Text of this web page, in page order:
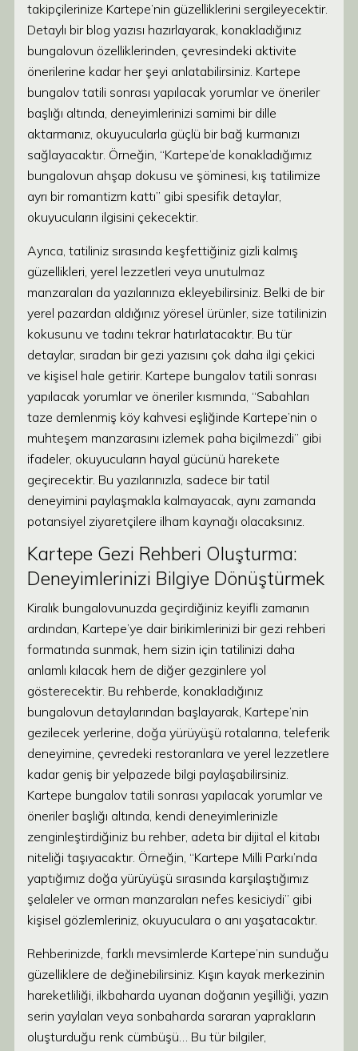
takipçilerinize Kartepe’nin güzelliklerini sergileyecektir.
Detaylı bir blog yazısı hazırlayarak, konakladığınız
bungalovun özelliklerinden, çevresindeki aktivite
önerilerine kadar her şeyi anlatabilirsiniz. Kartepe
bungalov tatili sonrası yapılacak yorumlar ve öneriler
başlığı altında, deneyimlerinizi samimi bir dille
aktarmanız, okuyucularla güçlü bir bağ kurmanızı
sağlayacaktır. Örneğin, “Kartepe’de konakladığımız
bungalovun ahşap dokusu ve şöminesi, kış tatilimize
ayrı bir romantizm kattı” gibi spesifik detaylar,
okuyucuların ilgisini çekecektir.
Ayrıca, tatiliniz sırasında keşfettiğiniz gizli kalmış
güzellikleri, yerel lezzetleri veya unutulmaz
manzaraları da yazılarınıza ekleyebilirsiniz. Belki de bir
yerel pazardan aldığınız yöresel ürünler, size tatilinizin
kokusunu ve tadını tekrar hatırlatacaktır. Bu tür
detaylar, sıradan bir gezi yazısını çok daha ilgi çekici
ve kişisel hale getirir. Kartepe bungalov tatili sonrası
yapılacak yorumlar ve öneriler kısmında, “Sabahları
taze demlenmiş köy kahvesi eşliğinde Kartepe’nin o
muhteşem manzarasını izlemek paha biçilmezdi” gibi
ifadeler, okuyucuların hayal gücünü harekete
geçirecektir. Bu yazılarınızla, sadece bir tatil
deneyimini paylaşmakla kalmayacak, aynı zamanda
potansiyel ziyaretçilere ilham kaynağı olacaksınız.
Kartepe Gezi Rehberi Oluşturma:
Deneyimlerinizi Bilgiye Dönüştürmek
Kiralık bungalovunuzda geçirdiğiniz keyifli zamanın
ardından, Kartepe’ye dair birikimlerinizi bir gezi rehberi
formatında sunmak, hem sizin için tatilinizi daha
anlamlı kılacak hem de diğer gezginlere yol
gösterecektir. Bu rehberde, konakladığınız
bungalovun detaylarından başlayarak, Kartepe’nin
gezilecek yerlerine, doğa yürüyüşü rotalarına, teleferik
deneyimine, çevredeki restoranlara ve yerel lezzetlere
kadar geniş bir yelpazede bilgi paylaşabilirsiniz.
Kartepe bungalov tatili sonrası yapılacak yorumlar ve
öneriler başlığı altında, kendi deneyimlerinizle
zenginleştirdiğiniz bu rehber, adeta bir dijital el kitabı
niteliği taşıyacaktır. Örneğin, “Kartepe Milli Parkı’nda
yaptığımız doğa yürüyüşü sırasında karşılaştığımız
şelaleler ve orman manzaraları nefes kesiciydi” gibi
kişisel gözlemleriniz, okuyuculara o anı yaşatacaktır.
Rehberinizde, farklı mevsimlerde Kartepe’nin sunduğu
güzelliklere de değinebilirsiniz. Kışın kayak merkezinin
hareketliliği, ilkbaharda uyanan doğanın yeşilliği, yazın
serin yaylaları veya sonbaharda sararan yaprakların
oluşturduğu renk cümbüşü… Bu tür bilgiler,